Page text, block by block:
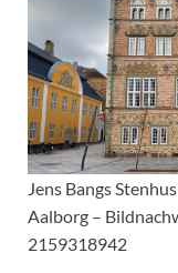
Jens Bangs
Aalborg –
2159318942